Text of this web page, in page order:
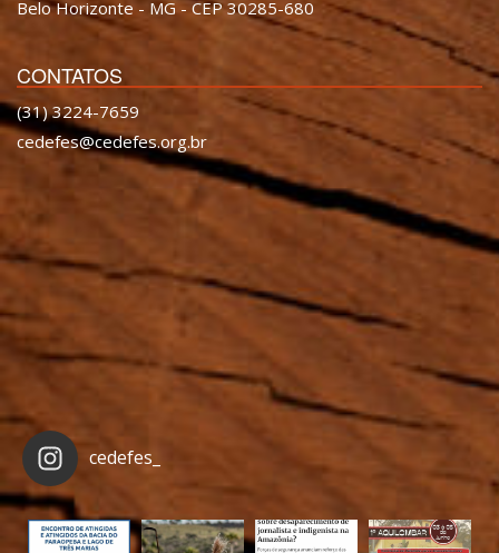
Belo Horizonte - MG - CEP 30285-680
CONTATOS
(31) 3224-7659
cedefes@cedefes.org.br
cedefes_